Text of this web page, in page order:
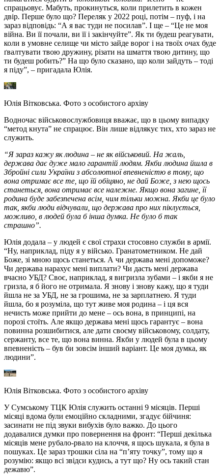
спрацьовує. Мабуть, прокинуться, коли прилетить в кожен
двір. Перше було що? Переляк у 2022 році, потім – пуф, і на
зараз відповідь: “А я вас туди не посилав”. І ще – “Це не моя
війна. Ви її почали, ви її і закінчуйте”. Як ти будеш реагувати,
коли в умовне селище чи місто зайде ворог і на твоїх очах буде
ґвалтувати твою дружину, різати на шмаття твою дитину, що
ти будеш робить?” На що було сказано, що коли зайдуть – тоді
я піду”, – пригадала Юлія.
Юлія Вітковська. Фото з особистого архіву
Водночас військовослужбовиця вважає, що в цьому випадку
“метод кнута” не спрацює. Він лише відлякує тих, хто зараз не
служить.
“Я зараз кажу як людина – не як військовий. На жаль,
держава дає дуже мало гарантій людям. Якби людина йшла в
Збройні сили України з абсолютної впевненістю в тому, що
вона отримає все те, що їй обіцяно, не дай Боже, з нею щось
станеться, вона отримає все належне. Якщо вона загине, її
родина буде забезпечена всім, чим тільки можна. Якби це було
так, якби люди відчували, що держава про них піклується,
можливо, в людей була б інша думка. Не було б так
страшно”.
Юлія додала – у людей є свої страхи стосовно служби в армії.
“Ну, наприклад, піду я у військо. Гранатометником. Не дай
Боже, зі мною щось станеться. А чи держава мені допоможе?
Чи держава нарахує мені виплати? Чи дасть мені держава
вчасно УБД? Своє, наприклад, я вигризла зубами – і якби я не
гризла, я б його не отримала. Я знову і знову кажу, що я туди
йшла не за УБД, не за грошима, не за зарплатнею. Я туди
йшла, бо я розуміла, що тут живе моя родина – і ця вся
нечисть може прийти до мене – ось вона, в принципі, на
порозі стоїть. Але якщо держава мені щось гарантує – вона
повинна розшибитися, але дати своєму військовому, солдату,
сержанту, все те, що вона винна. Якби у людей була в цьому
впевненість – був би зовсім інший варіант. Це моя думка, як
людини”.
Юлія Вітковська. Фото з особистого архіву
У Сумському ТЦК Юлія служить останні 9 місяців. Перші
місяці вдома були емоційно складними, згадує бійчиня:
засинати не під звуки вибухів було важко. До цього
додавалися думки про повернення на фронт: “Перші декілька
місяців мене рубало-рвало на клоччя, я щось шукала, я була в
пошуках. Це зараз трошки сіла на “п’яту точку”, тому що я
розумію: якщо всі звідси кудись, а тут що? Ну ось такий стан
дежавю”.